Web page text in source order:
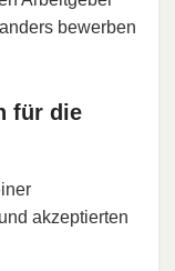
bewerben
für die
akzeptierten